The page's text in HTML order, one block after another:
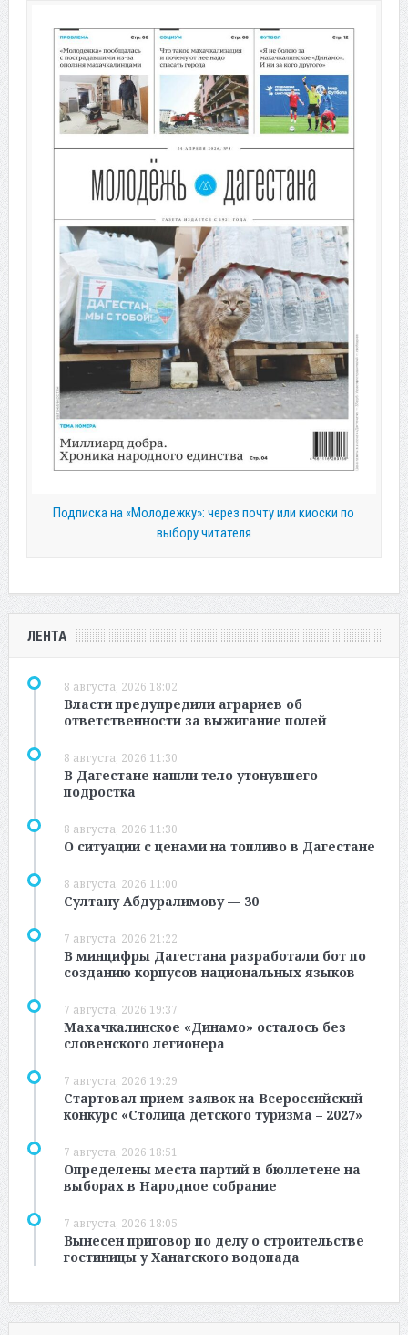
Подписка на «Молодежку»: через почту или киоски по
выбору читателя
ЛЕНТА
8 августа, 2026 18:02
Власти предупредили аграриев об
ответственности за выжигание полей
8 августа, 2026 11:30
В Дагестане нашли тело утонувшего
подростка
8 августа, 2026 11:30
О ситуации с ценами на топливо в Дагестане
8 августа, 2026 11:00
Султану Абдуралимову — 30
7 августа, 2026 21:22
В минцифры Дагестана разработали бот по
созданию корпусов национальных языков
7 августа, 2026 19:37
Махачкалинское «Динамо» осталось без
словенского легионера
7 августа, 2026 19:29
Стартовал прием заявок на Всероссийский
конкурс «Столица детского туризма – 2027»
7 августа, 2026 18:51
Определены места партий в бюллетене на
выборах в Народное собрание
7 августа, 2026 18:05
Вынесен приговор по делу о строительстве
гостиницы у Ханагского водопада